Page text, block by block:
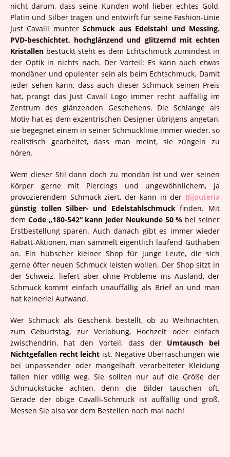
nicht darum, dass seine Kunden wohl lieber echtes Gold,
Platin und Silber tragen und entwirft für seine Fashion-Linie
Just Cavalli munterSchmuck aus Edelstahl und Messing.
PVD-beschichtet, hochglänzend und glitzernd mit echten
Kristallen bestückt steht es dem Echtschmuck zumindest in
der Optik in nichts nach. Der Vorteil: Es kann auch etwas
mondäner und opulenter sein als beim Echtschmuck. Damit
jeder sehen kann, dass auch dieser Schmuck seinen Preis
hat, prangt das Just Cavall Logo immer recht auffällig im
Zentrum des glänzenden Geschehens. Die Schlange als
Motiv hat es dem exzentrischen Designer übrigens angetan,
sie begegnet einem in seiner Schmucklinie immer wieder, so
realistisch gearbeitet, dass man meint, sie züngeln zu
hören.
Wem dieser Stil dann doch zu mondän ist und wer seinen
Körper gerne mit Piercings und ungewöhnlichem, ja
provozierendem Schmuck ziert, der kann in der Bijouteria
günstig tollen Silber- und Edelstahlschmuckfinden. Mit
dem Code „180-542“ kann jeder Neukunde 50 % bei seiner
Erstbestellung sparen. Auch danach gibt es immer wieder
Rabatt-Aktionen, man sammelt eigentlich laufend Guthaben
an. Ein hübscher kleiner Shop für junge Leute, die sich
gerne öfter neuen Schmuck leisten wollen. Der Shop sitzt in
der Schweiz, liefert aber ohne Probleme ins Ausland, der
Schmuck kommt einfach unauffällig als Brief an und man
hat keinerlei Aufwand.
Wer Schmuck als Geschenk bestellt, ob zu Weihnachten,
zum Geburtstag, zur Verlobung, Hochzeit oder einfach
zwischendrin, hat den Vorteil, dass der Umtausch bei
Nichtgefallen recht leicht ist. Negative Überraschungen wie
bei unpassender oder mangelhaft verarbeiteter Kleidung
fallen hier völlig weg. Sie sollten nur auf die Größe der
Schmuckstücke achten, denn die Bilder täuschen oft.
Gerade der obige Cavalli-Schmuck ist auffällig und groß.
Messen Sie also vor dem Bestellen noch mal nach!